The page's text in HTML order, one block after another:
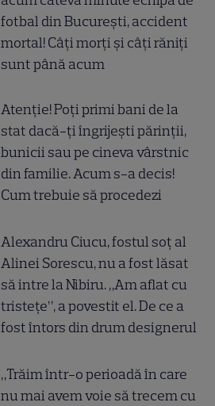
fotbal din București, accident
mortal! Câți morți și câți răniți
sunt până acum
Atenție! Poți primi bani de la
stat dacă-ți îngrijești părinții,
bunicii sau pe cineva vârstnic
din familie. Acum s-a decis!
Cum trebuie să procedezi
Alexandru Ciucu, fostul soț al
Alinei Sorescu, nu a fost lăsat
să intre la Nibiru. „Am aflat cu
tristețe”, a povestit el. De ce a
fost întors din drum designerul
„Trăim într-o perioadă în care
nu mai avem voie să trecem cu